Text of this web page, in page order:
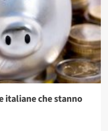
italiane che stanno